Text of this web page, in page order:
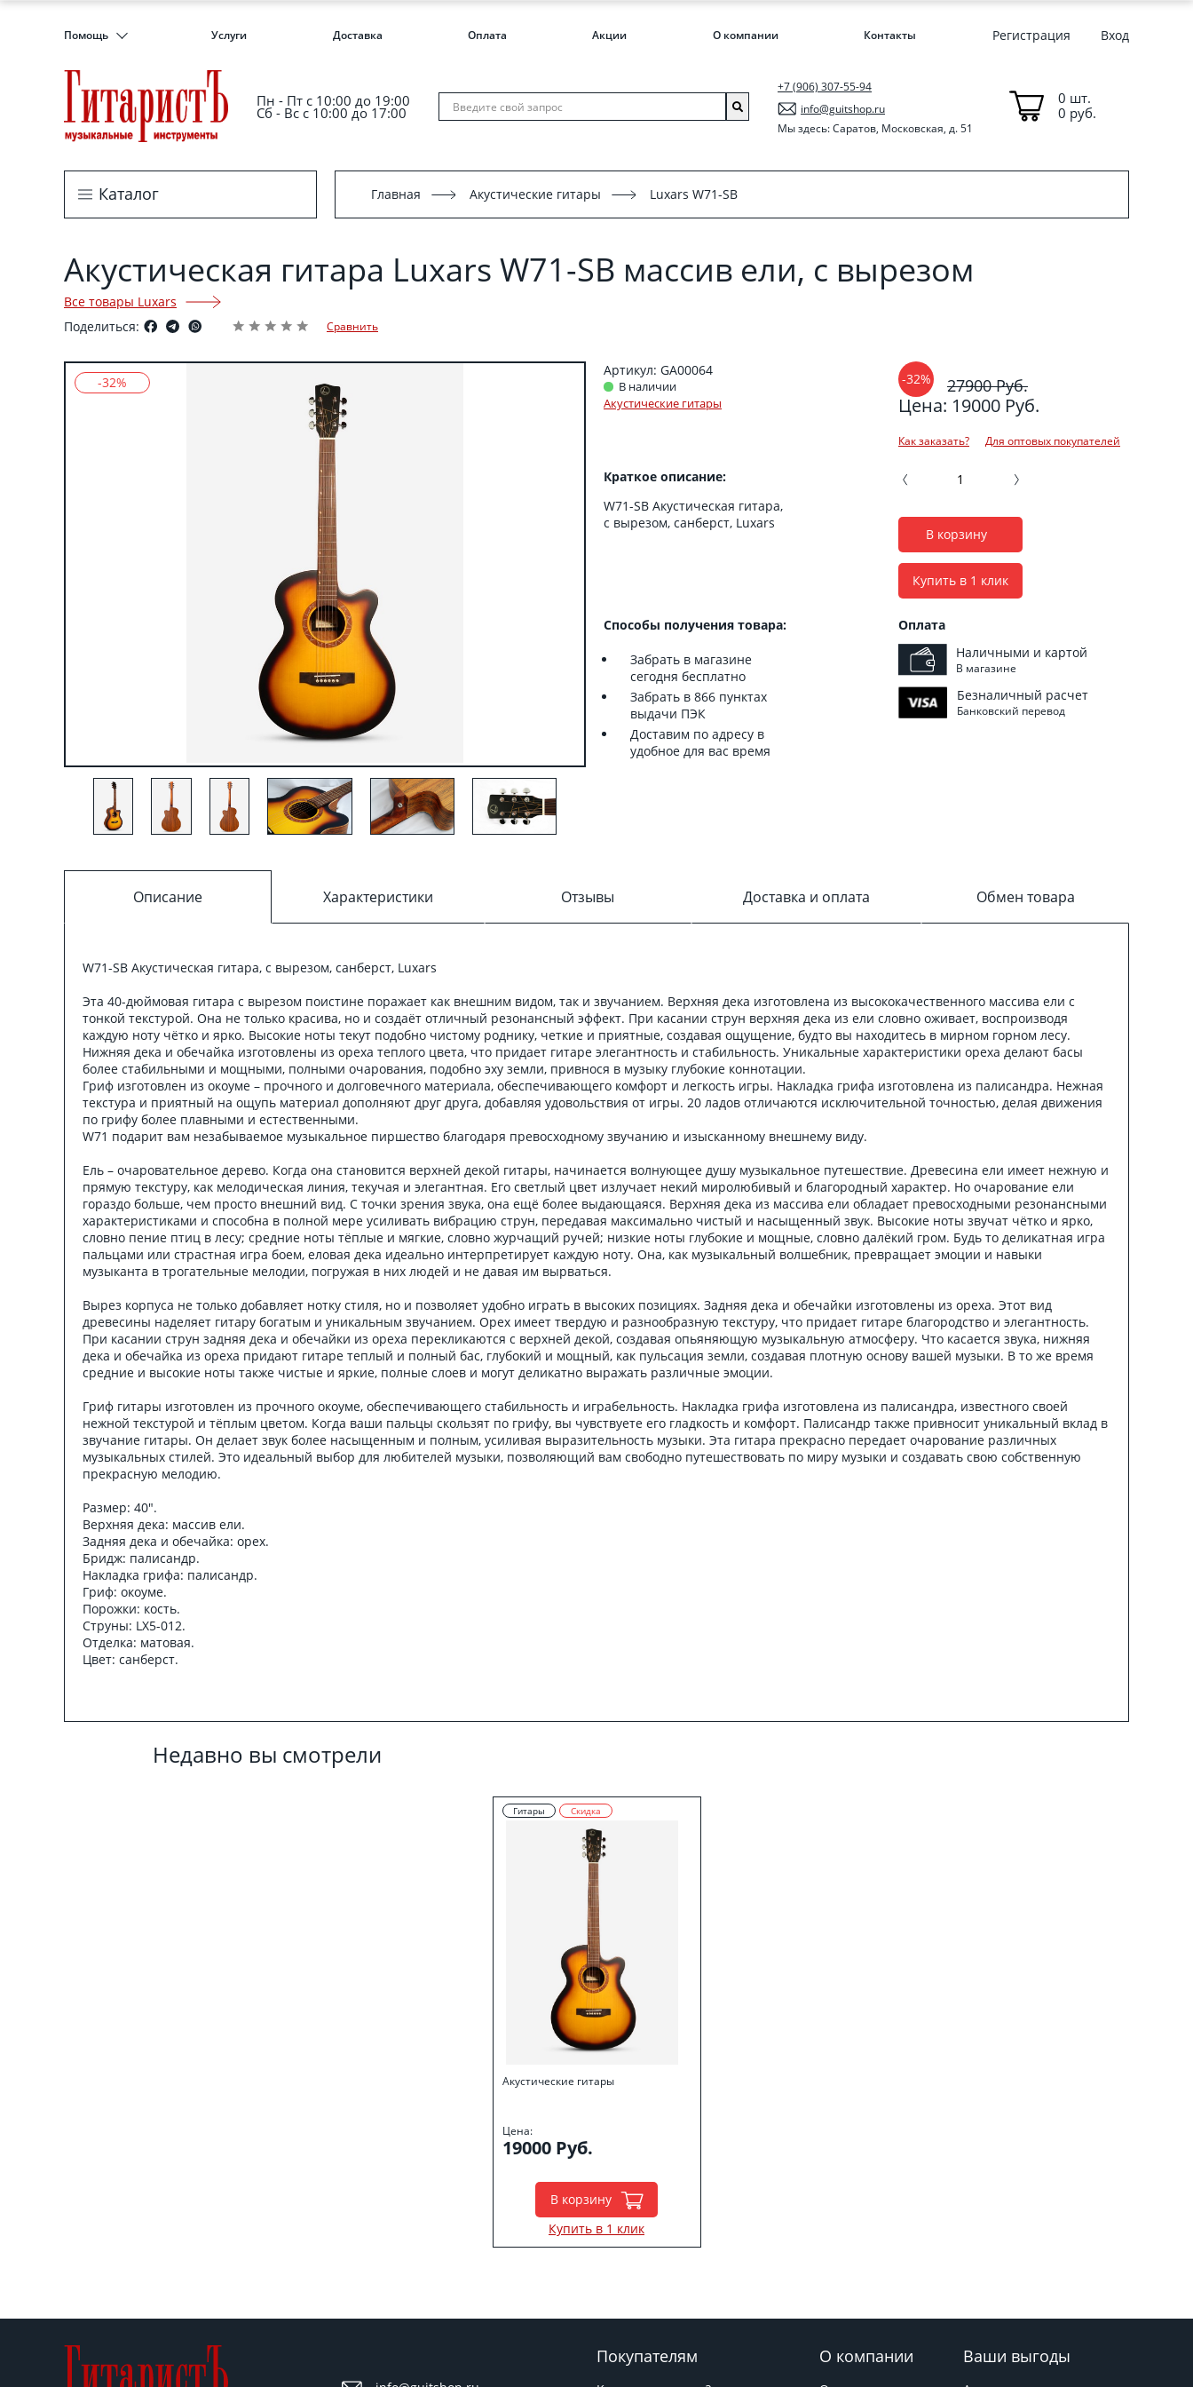
Помощь Услуги Доставка Оплата Акции О компании Контакты Регистрация Вход
Пн - Пт c 10:00 до 19:00
Сб - Вс с 10:00 до 17:00
+7 (906) 307-55-94
info@guitshop.ru
Мы здесь: Саратов, Московская, д. 51
0 шт.
0 руб.
Каталог Главная Акустические гитары Luxars W71-SB
Акустическая гитара Luxars W71-SB массив ели, с вырезом
Все товары Luxars
Поделиться:
Сравнить
-32%
Артикул: GA00064
В наличии
Акустические гитары
Краткое описание:
W71-SB Акустическая гитара,
с вырезом, санберст, Luxars
-32% 27900 Руб.
Цена: 19000 Руб.
Как заказать? Для оптовых покупателей
В корзину
Купить в 1 клик
Способы получения товара:
Забрать в магазине
сегодня бесплатно
Забрать в 866 пунктах
выдачи ПЭК
Доставим по адресу в
удобное для вас время
Оплата
Наличными и картой
В магазине
Безналичный расчет
Банковский перевод
Описание Характеристики Отзывы Доставка и оплата Обмен товара
W71-SB Акустическая гитара, с вырезом, санберст, Luxars
Эта 40-дюймовая гитара с вырезом поистине поражает как внешним видом, так и звучанием. Верхняя дека изготовлена из высококачественного массива ели с
тонкой текстурой. Она не только красива, но и создаёт отличный резонансный эффект. При касании струн верхняя дека из ели словно оживает, воспроизводя
каждую ноту чётко и ярко. Высокие ноты текут подобно чистому роднику, четкие и приятные, создавая ощущение, будто вы находитесь в мирном горном лесу.
Нижняя дека и обечайка изготовлены из ореха теплого цвета, что придает гитаре элегантность и стабильность. Уникальные характеристики ореха делают басы
более стабильными и мощными, полными очарования, подобно эху земли, привнося в музыку глубокие коннотации.
Гриф изготовлен из окоуме – прочного и долговечного материала, обеспечивающего комфорт и легкость игры. Накладка грифа изготовлена из палисандра. Нежная
текстура и приятный на ощупь материал дополняют друг друга, добавляя удовольствия от игры. 20 ладов отличаются исключительной точностью, делая движения
по грифу более плавными и естественными.
W71 подарит вам незабываемое музыкальное пиршество благодаря превосходному звучанию и изысканному внешнему виду.
Ель – очаровательное дерево. Когда она становится верхней декой гитары, начинается волнующее душу музыкальное путешествие. Древесина ели имеет нежную и
прямую текстуру, как мелодическая линия, текучая и элегантная. Его светлый цвет излучает некий миролюбивый и благородный характер. Но очарование ели
гораздо больше, чем просто внешний вид. С точки зрения звука, она ещё более выдающаяся. Верхняя дека из массива ели обладает превосходными резонансными
характеристиками и способна в полной мере усиливать вибрацию струн, передавая максимально чистый и насыщенный звук. Высокие ноты звучат чётко и ярко,
словно пение птиц в лесу; средние ноты тёплые и мягкие, словно журчащий ручей; низкие ноты глубокие и мощные, словно далёкий гром. Будь то деликатная игра
пальцами или страстная игра боем, еловая дека идеально интерпретирует каждую ноту. Она, как музыкальный волшебник, превращает эмоции и навыки
музыканта в трогательные мелодии, погружая в них людей и не давая им вырваться.
Вырез корпуса не только добавляет нотку стиля, но и позволяет удобно играть в высоких позициях. Задняя дека и обечайки изготовлены из ореха. Этот вид
древесины наделяет гитару богатым и уникальным звучанием. Орех имеет твердую и разнообразную текстуру, что придает гитаре благородство и элегантность.
При касании струн задняя дека и обечайки из ореха перекликаются с верхней декой, создавая опьяняющую музыкальную атмосферу. Что касается звука, нижняя
дека и обечайка из ореха придают гитаре теплый и полный бас, глубокий и мощный, как пульсация земли, создавая плотную основу вашей музыки. В то же время
средние и высокие ноты также чистые и яркие, полные слоев и могут деликатно выражать различные эмоции.
Гриф гитары изготовлен из прочного окоуме, обеспечивающего стабильность и играбельность. Накладка грифа изготовлена из палисандра, известного своей
нежной текстурой и тёплым цветом. Когда ваши пальцы скользят по грифу, вы чувствуете его гладкость и комфорт. Палисандр также привносит уникальный вклад в
звучание гитары. Он делает звук более насыщенным и полным, усиливая выразительность музыки. Эта гитара прекрасно передает очарование различных
музыкальных стилей. Это идеальный выбор для любителей музыки, позволяющий вам свободно путешествовать по миру музыки и создавать свою собственную
прекрасную мелодию.
Размер: 40".
Верхняя дека: массив ели.
Задняя дека и обечайка: орех.
Бридж: палисандр.
Накладка грифа: палисандр.
Гриф: окоуме.
Порожки: кость.
Струны: LX5-012.
Отделка: матовая.
Цвет: санберст.
Недавно вы смотрели
Гитары Скидка
Акустические гитары
Цена:
19000 Руб.
В корзину
Купить в 1 клик
Покупателям О компании Ваши выгоды